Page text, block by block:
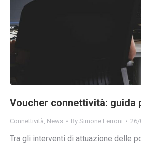
Voucher connettività: guida
Connettività, News By Simone Ferroni 26/
Tra gli interventi di attuazione delle